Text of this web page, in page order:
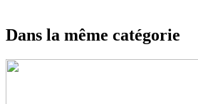
Dans la même catégorie